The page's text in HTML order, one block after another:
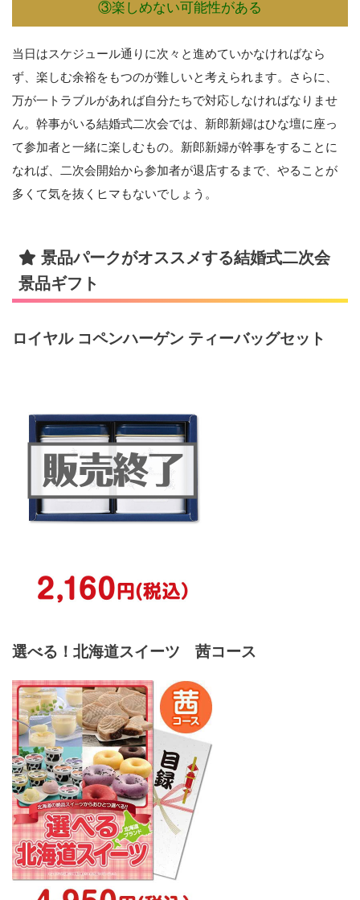
③楽しめない可能性がある
当日はスケジュール通りに次々と進めていかなければなら
ず、楽しむ余裕をもつのが難しいと考えられます。さらに、
万が一トラブルがあれば自分たちで対応しなければなりませ
ん。幹事がいる結婚式二次会では、新郎新婦はひな壇に座っ
て参加者と一緒に楽しむもの。新郎新婦が幹事をすることに
なれば、二次会開始から参加者が退店するまで、やることが
多くて気を抜くヒマもないでしょう。
景品パークがオススメする結婚式二次会
景品ギフト
ロイヤル コペンハーゲン ティーバッグセット
選べる！北海道スイーツ 茜コース